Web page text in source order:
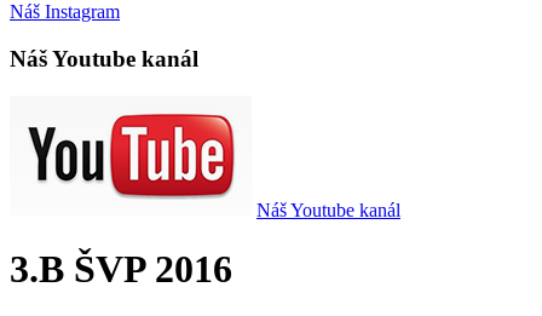
Náš Instagram
Náš Youtube kanál
Náš Youtube kanál
3.B ŠVP 2016